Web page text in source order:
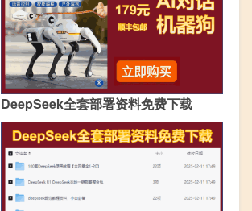
DeepSeek全套部署资料免费下载